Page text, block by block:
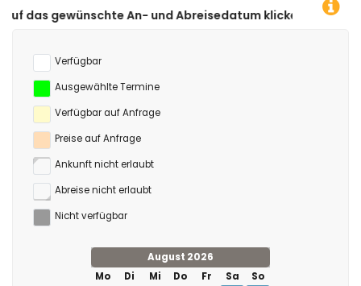
und Abreisedatum klicken!
Verfügbar
Ausgewählte Termine
Verfügbar auf Anfrage
Preise auf Anfrage
Ankunft nicht erlaubt
Abreise nicht erlaubt
Nicht verfügbar
August 2026
Mo
Di Mi Do Fr Sa
So